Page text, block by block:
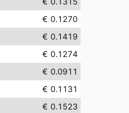
€ 0.1270
€ 0.1419
€ 0.1274
€ 0.0911
€ 0.1131
€ 0.1523